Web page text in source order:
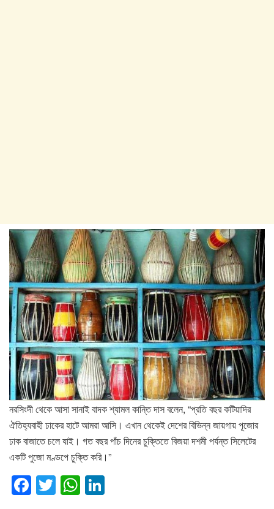
নরসিংদী থেকে আসা সানাই বাদক শ্যামল কান্তি দাস বলেন, “প্রতি বছর কটিয়াদির
ঐতিহ্যবাহী ঢাকের হাটে আমরা আসি। এখান থেকেই দেশের বিভিন্ন জায়গায় পূজোর
ঢাক বাজাতে চলে যাই। গত বছর পাঁচ দিনের চুক্তিতে বিজয়া দশমী পর্যন্ত সিলেটের
একটি পুজো মণ্ডপে চুক্তি করি।”
F T W